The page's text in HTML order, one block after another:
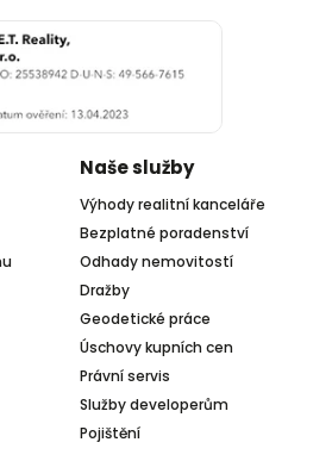
Naše služby
Výhody realitní kanceláře
Bezplatné poradenství
Odhady nemovitostí
Dražby
Geodetické práce
Úschovy kupních cen
Právní servis
Služby developerům
Pojištění